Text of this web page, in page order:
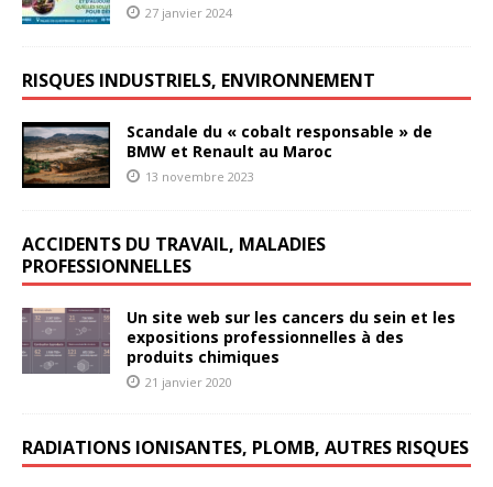
27 janvier 2024
RISQUES INDUSTRIELS, ENVIRONNEMENT
Scandale du « cobalt responsable » de
BMW et Renault au Maroc
13 novembre 2023
ACCIDENTS DU TRAVAIL, MALADIES
PROFESSIONNELLES
Un site web sur les cancers du sein et les
expositions professionnelles à des
produits chimiques
21 janvier 2020
RADIATIONS IONISANTES, PLOMB, AUTRES RISQUES